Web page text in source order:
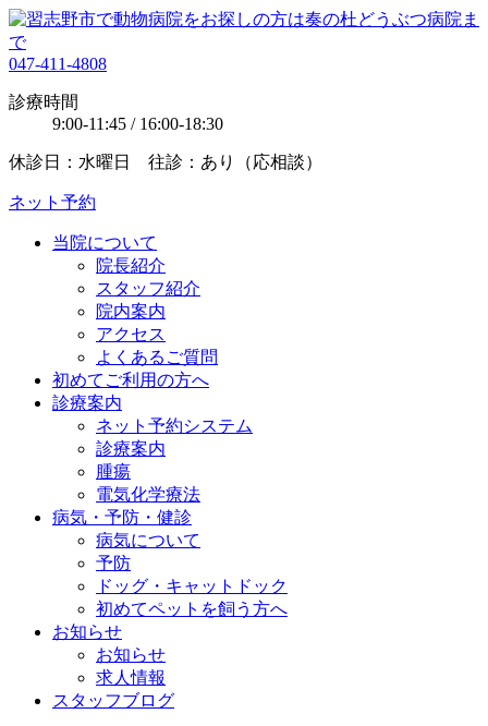
047-411-4808
診療時間
9:00-11:45 / 16:00-18:30
休診日：水曜日 往診：あり（応相談）
ネット予約
当院について
院長紹介
スタッフ紹介
院内案内
アクセス
よくあるご質問
初めてご利用の方へ
診療案内
ネット予約システム
診療案内
腫瘍
電気化学療法
病気・予防・健診
病気について
予防
ドッグ・キャットドック
初めてペットを飼う方へ
お知らせ
お知らせ
求人情報
スタッフブログ